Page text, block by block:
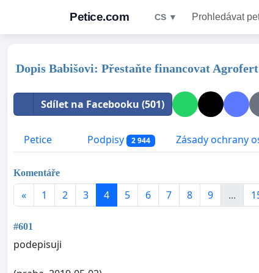
Petice.com CS ▼ Prohledávat
Dopis Babišovi: Přestaňte financovat
Sdílet na Facebooku (501)
Petice Podpisy 2 944 Zásady ochrany
Komentáře
« 1 2 3 4 5 6 7 8 9 ...
#601
podepisuji